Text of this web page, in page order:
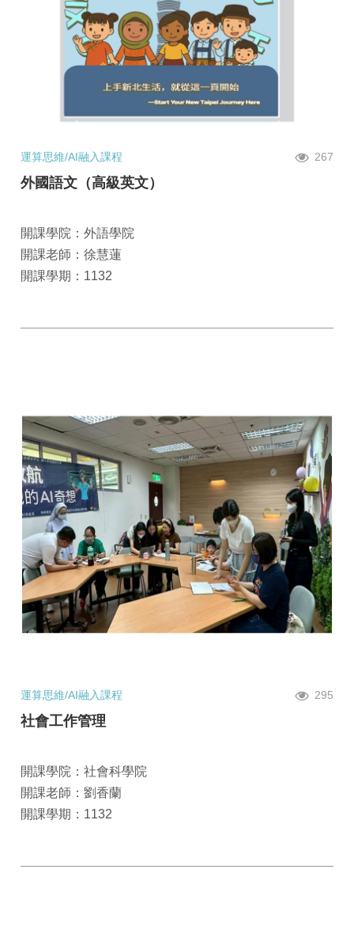
運算思維/AI融入課程 267
外國語文（高級英文）
開課學院：外語學院
開課老師：徐慧蓮
開課學期：1132
運算思維/AI融入課程 295
社會工作管理
開課學院：社會科學院
開課老師：劉香蘭
開課學期：1132